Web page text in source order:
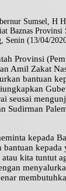
Sumsel, H
Baznas Provinsi
Senin (13/04/
Provinsi
Amil Zakat
bantuan
seusai
Sudirman
kepada
kepada
kita tuntut